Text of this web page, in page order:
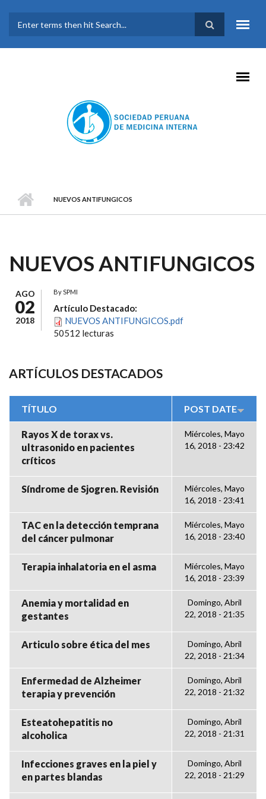
FORMULARIO DE
BÚSQUEDA
NUEVOS ANTIFUNGICOS
NUEVOS ANTIFUNGICOS
AGO
02
2018
BySPMI
Artículo Destacado:
NUEVOS ANTIFUNGICOS.pdf
50512 lecturas
ARTÍCULOS DESTACADOS
TÍTULO POST DATE
Rayos X de torax vs.
ultrasonido en pacientes
críticos
Miércoles, Mayo
16, 2018 - 23:42
Síndrome de Sjogren. Revisión
Miércoles, Mayo
16, 2018 - 23:41
TAC en la detección temprana
del cáncer pulmonar
Miércoles, Mayo
16, 2018 - 23:40
Terapia inhalatoria en el asma
Miércoles, Mayo
16, 2018 - 23:39
Anemia y mortalidad en
gestantes
Domingo, Abril
22, 2018 - 21:35
Articulo sobre ética del mes
Domingo, Abril
22, 2018 - 21:34
Enfermedad de Alzheimer
terapia y prevención
Domingo, Abril
22, 2018 - 21:32
Esteatohepatitis no
alcoholica
Domingo, Abril
22, 2018 - 21:31
Infecciones graves en la piel y
en partes blandas
Domingo, Abril
22, 2018 - 21:29